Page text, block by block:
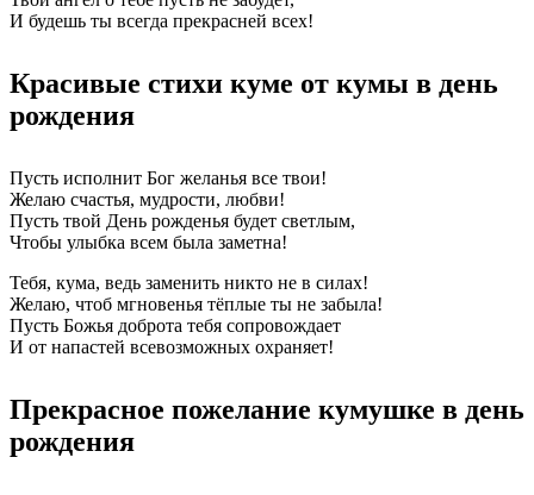
И будешь ты всегда прекрасней всех!
Красивые стихи куме от кумы в день
рождения
Пусть исполнит Бог желанья все твои!
Желаю счастья, мудрости, любви!
Пусть твой День рожденья будет светлым,
Чтобы улыбка всем была заметна!
Тебя, кума, ведь заменить никто не в силах!
Желаю, чтоб мгновенья тёплые ты не забыла!
Пусть Божья доброта тебя сопровождает
И от напастей всевозможных охраняет!
Прекрасное пожелание кумушке в день
рождения